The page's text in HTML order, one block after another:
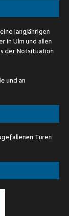
langjährigen
in Ulm und allen
der Notsituation
und an
Türen